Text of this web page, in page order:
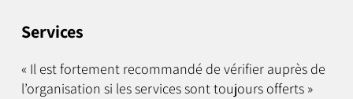
Services
« Il est fortement recommandé de vérifier auprès de
l’organisation si les services sont toujours offerts »